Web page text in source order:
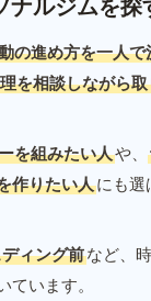
ナルジムを探
の進め方を一人
を相談しながら
を組みたい人や、
作りたい人にも選
ィング前など、
います。